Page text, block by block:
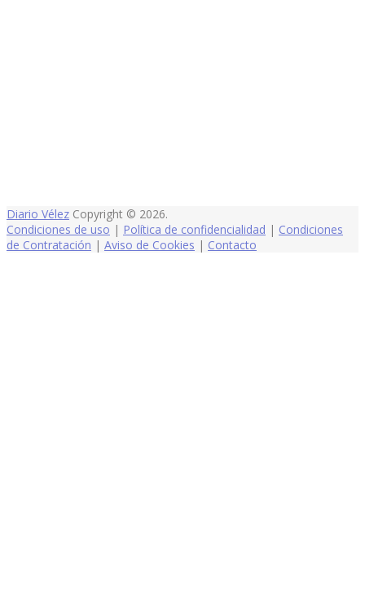
Diario Vélez Copyright © 2026.
Condiciones de uso | Política de confidencialidad | Condiciones
de Contratación | Aviso de Cookies | Contacto